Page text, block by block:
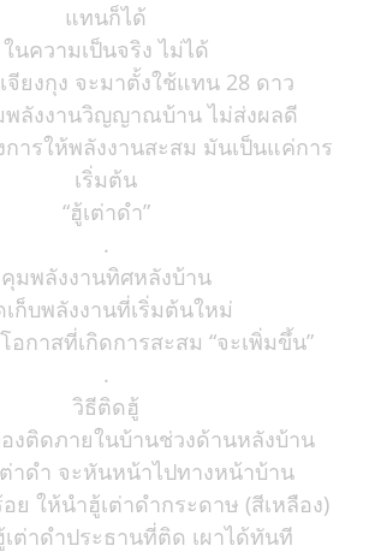
แทนก็ได้
ในความเป็นจริง ไม่ได้
จียงกุง จะมาตั้งใช้แทน 28 ดาว
พลังงานวิญญาณบ้าน ไม่ส่งผลดี
การให้พลังงานสะสม มันเป็นแค่การ
เริ่มต้น
“ฮู้เต่าดำ”
.
คุมพลังงานทิศหลังบ้าน
เก็บพลังงานที่เริ่มต้นใหม่
อกาสที่เกิดการสะสม “จะเพิ่มขึ้น”
.
วิธีติดฮู้
งติดภายในบ้านช่วงด้านหลังบ้าน
ต่าดำ จะหันหน้าไปทางหน้าบ้าน
ย ให้นำฮู้เต่าดำกระดาษ (สีเหลือง)
เต่าดำประธานที่ติด เผาได้ทันที